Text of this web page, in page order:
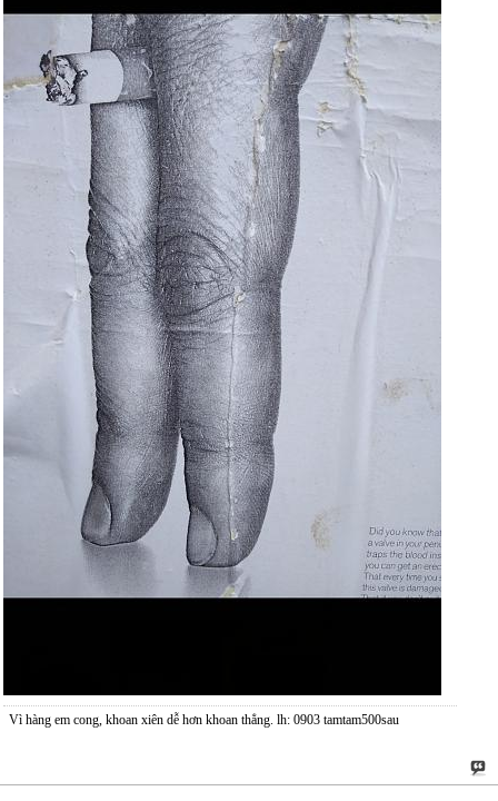
Vì hàng em cong, khoan xiên dễ hơn khoan thẳng. lh: 0903 tamtam500sau